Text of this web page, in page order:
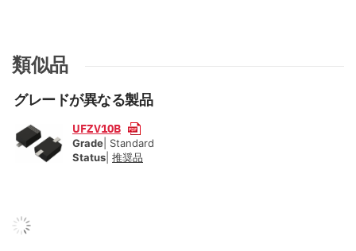
類似品
グレードが異なる製品
UFZV10B
Grade | Standard
Status 推奨品